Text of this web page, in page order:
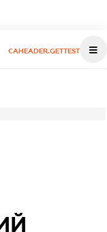
CAHEADER.GETTEST